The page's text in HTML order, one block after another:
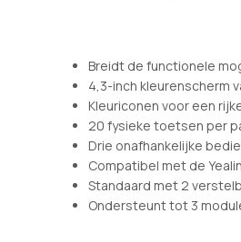
Breidt de functionele
4,3-inch kleurenscherm
Kleuriconen voor een
20 fysieke toetsen per
Drie onafhankelijke
Compatibel met de
Standaard met 2
Ondersteunt tot 3